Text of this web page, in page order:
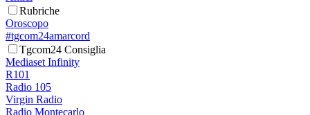
Rubriche
Oroscopo
#tgcom24amarcord
Tgcom24 Consiglia
Mediaset Infinity
R101
Radio 105
Virgin Radio
Radio Montecarlo